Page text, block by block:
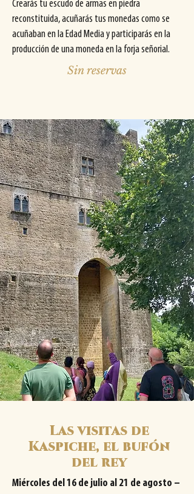
Crearás tu escudo de armas en piedra
reconstituida, acuñarás tus monedas como se
acuñaban en la Edad Media y participarás en la
producción de una moneda en la forja señorial.
Sin reservas
Las visitas de
Kaspiche, el bufón
del rey
Miércoles del 16 de julio al 21 de agosto –